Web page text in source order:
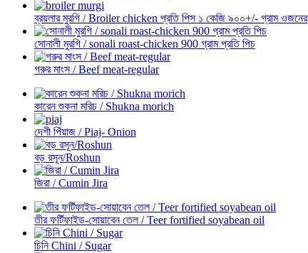
ব্রয়লার মুরগি / Broiler chicken প্রতি পিস ১ কেজি ৯০০+/- গ্রাম ওজনের
সোনালী মুরগি / sonali roast-chicken 900 গ্রাম প্রতি পিচ
গরুর মাংস / Beef meat-regular
কারেন শুকনা মরিচ / Shukna morich
দেশী পিঁয়াজ / Piaj- Onion
বড় রসূন/Roshun
জিরা / Cumin Jira
তীর ফর্টিফাইড-সোয়াবেন তেল / Teer fortified soyabean oil
চিনি Chini / Sugar